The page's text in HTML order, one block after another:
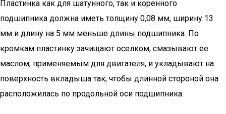
Пластинка как для шатунного, так и коренного
подшипника должна иметь толщину 0,08 мм, ширину 13
мм и длину на 5 мм меньше длины подшипника. По
кромкам пластинку зачищают оселком, смазывают ее
маслом, применяемым для двигателя, и укладывают на
поверхность вкладыша так, чтобы длинной стороной она
расположилась по продольной оси подшипника.